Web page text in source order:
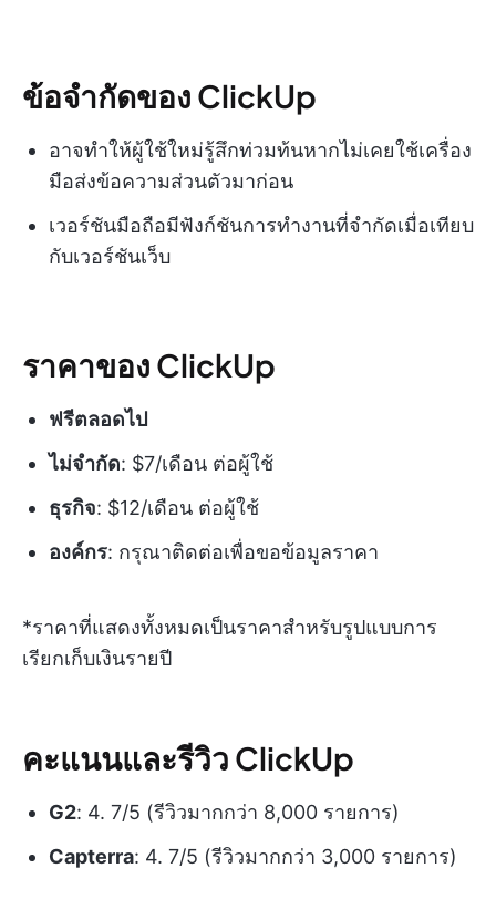
ข้อจำกัดของ ClickUp
อาจทำให้ผู้ใช้ใหม่รู้สึกท่วมท้นหากไม่เคยใช้เครื่อง
มือส่งข้อความส่วนตัวมาก่อน
เวอร์ชันมือถือมีฟังก์ชันการทำงานที่จำกัดเมื่อเทียบ
กับเวอร์ชันเว็บ
ราคาของ ClickUp
ฟรีตลอดไป
ไม่จำกัด: $7/เดือน ต่อผู้ใช้
ธุรกิจ: $12/เดือน ต่อผู้ใช้
องค์กร: กรุณาติดต่อเพื่อขอข้อมูลราคา
*ราคาที่แสดงทั้งหมดเป็นราคาสำหรับรูปแบบการ
เรียกเก็บเงินรายปี
คะแนนและรีวิว ClickUp
G2: 4. 7/5 (รีวิวมากกว่า 8,000 รายการ)
Capterra: 4. 7/5 (รีวิวมากกว่า 3,000 รายการ)